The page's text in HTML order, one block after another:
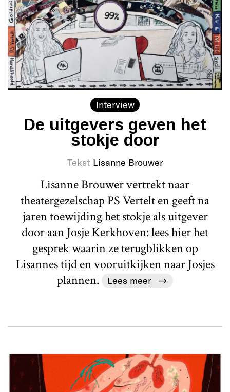
Interview
De uitgevers geven het
stokje door
Tekst Lisanne Brouwer
Lisanne Brouwer vertrekt naar
theatergezelschap PS Vertelt en geeft na
jaren toewijding het stokje als uitgever
door aan Josje Kerkhoven: lees hier het
gesprek waarin ze terugblikken op
Lisannes tijd en vooruitkijken naar Josjes
plannen.
Lees meer